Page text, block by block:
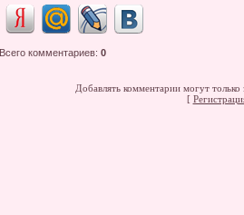
Всего комментариев: 0
Добавлять комментарии могут только
[